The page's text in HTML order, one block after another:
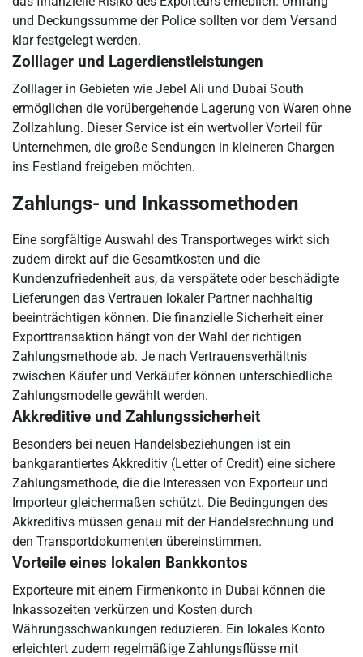
und Deckungssumme der Police sollten vor dem Versand
klar festgelegt werden.
Zolllager und Lagerdienstleistungen
Zolllager in Gebieten wie Jebel Ali und Dubai South
ermöglichen die vorübergehende Lagerung von Waren ohne
Zollzahlung. Dieser Service ist ein wertvoller Vorteil für
Unternehmen, die große Sendungen in kleineren Chargen
ins Festland freigeben möchten.
Zahlungs- und Inkassomethoden
Eine sorgfältige Auswahl des Transportweges wirkt sich
zudem direkt auf die Gesamtkosten und die
Kundenzufriedenheit aus, da verspätete oder beschädigte
Lieferungen das Vertrauen lokaler Partner nachhaltig
beeinträchtigen können. Die finanzielle Sicherheit einer
Exporttransaktion hängt von der Wahl der richtigen
Zahlungsmethode ab. Je nach Vertrauensverhältnis
zwischen Käufer und Verkäufer können unterschiedliche
Zahlungsmodelle gewählt werden.
Akkreditive und Zahlungssicherheit
Besonders bei neuen Handelsbeziehungen ist ein
bankgarantiertes Akkreditiv (Letter of Credit) eine sichere
Zahlungsmethode, die die Interessen von Exporteur und
Importeur gleichermaßen schützt. Die Bedingungen des
Akkreditivs müssen genau mit der Handelsrechnung und
den Transportdokumenten übereinstimmen.
Vorteile eines lokalen Bankkontos
Exporteure mit einem Firmenkonto in Dubai können die
Inkassozeiten verkürzen und Kosten durch
Währungsschwankungen reduzieren. Ein lokales Konto
erleichtert zudem regelmäßige Zahlungsflüsse mit